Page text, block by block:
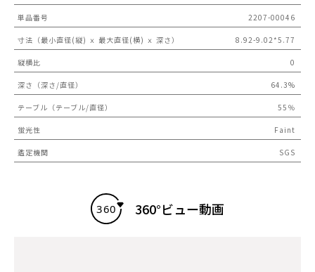
単品番号 2207-00046
寸法（最小直径(縦) ｘ 最大直径(横) ｘ 深さ） 8.92-9.02*5.77
縦横比 0
深さ（深さ/直径） 64.3%
テーブル（テーブル/直径） 55％
蛍光性 Faint
鑑定機関 SGS
360°ビュー動画